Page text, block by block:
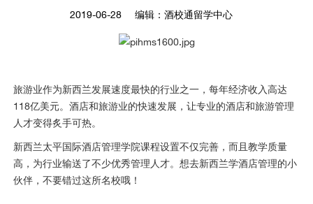
2019-06-28 编辑：酒校通留学中心
旅游业作为新西兰发展速度最快的行业之一，每年经济收入高达
118亿美元。酒店和旅游业的快速发展，让专业的酒店和旅游管理
人才变得炙手可热。
新西兰太平国际酒店管理学院课程设置不仅完善，而且教学质量
高，为行业输送了不少优秀管理人才。想去新西兰学酒店管理的小
伙伴，不要错过这所名校哦！